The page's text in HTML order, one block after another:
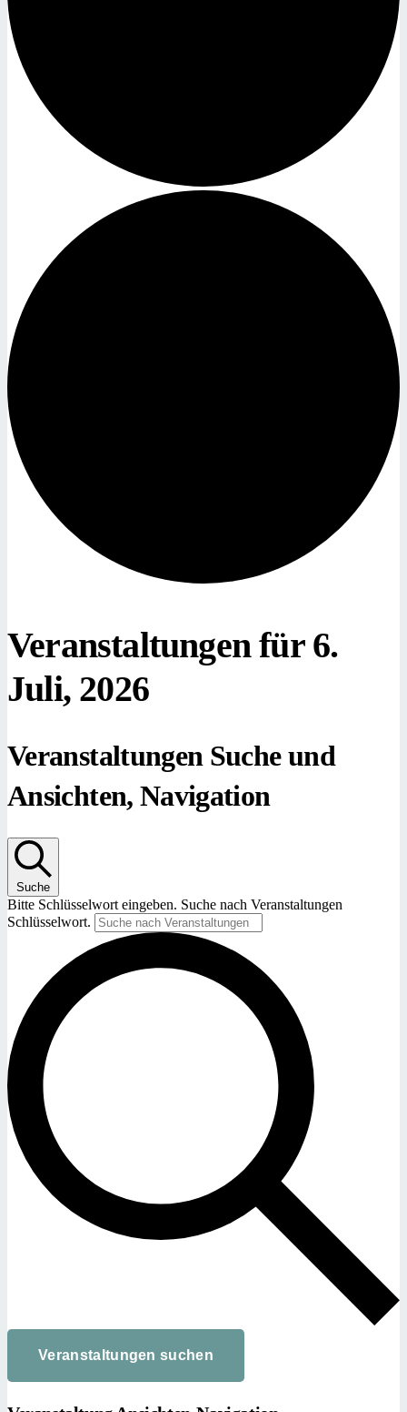
Veranstaltungen für 6.
Juli, 2026
Veranstaltungen Suche und
Ansichten, Navigation
Suche
Bitte Schlüsselwort eingeben. Suche nach Veranstaltungen
Schlüsselwort.
Veranstaltungen suchen